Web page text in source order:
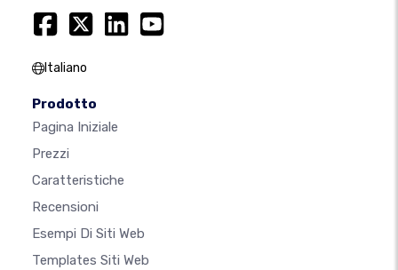
Italiano
Prodotto
Pagina Iniziale
Prezzi
Caratteristiche
Recensioni
Esempi Di Siti Web
Templates Siti Web